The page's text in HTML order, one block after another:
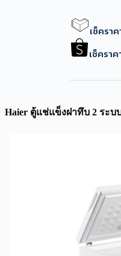
เช็ครา
เช็ครา
Haier ตู้แช่แข็งฝาทึบ 2 ระบ